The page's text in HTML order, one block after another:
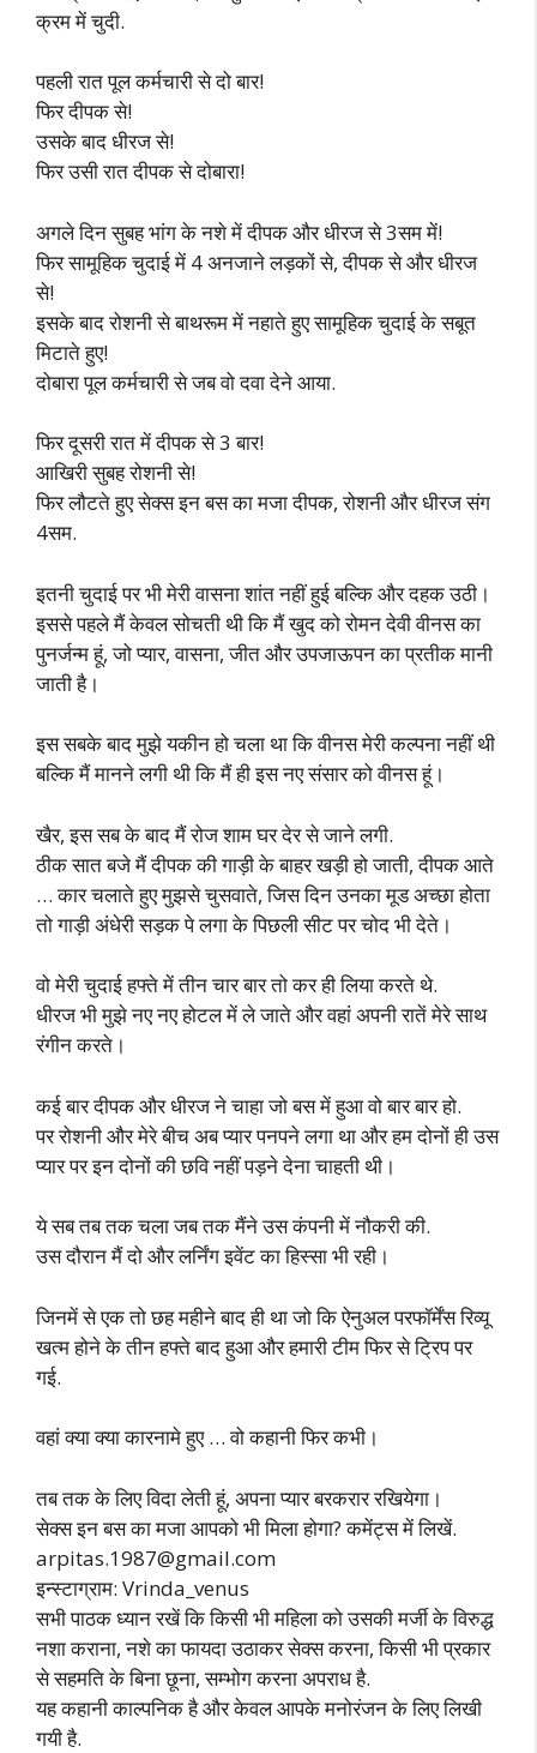
क्रम में चुदी.
पहली रात पूल कर्मचारी से दो बार!
फिर दीपक से!
उसके बाद धीरज से!
फिर उसी रात दीपक से दोबारा!
अगले दिन सुबह भांग के नशे में दीपक और धीरज से 3सम में!
फिर सामूहिक चुदाई में 4 अनजाने लड़कों से, दीपक से और धीरज
से!
इसके बाद रोशनी से बाथरूम में नहाते हुए सामूहिक चुदाई के सबूत
मिटाते हुए!
दोबारा पूल कर्मचारी से जब वो दवा देने आया.
फिर दूसरी रात में दीपक से 3 बार!
आखिरी सुबह रोशनी से!
फिर लौटते हुए सेक्स इन बस का मजा दीपक, रोशनी और धीरज संग
4सम.
इतनी चुदाई पर भी मेरी वासना शांत नहीं हुई बल्कि और दहक उठी।
इससे पहले मैं केवल सोचती थी कि मैं खुद को रोमन देवी वीनस का
पुनर्जन्म हूं, जो प्यार, वासना, जीत और उपजाऊपन का प्रतीक मानी
जाती है।
इस सबके बाद मुझे यकीन हो चला था कि वीनस मेरी कल्पना नहीं थी
बल्कि मैं मानने लगी थी कि मैं ही इस नए संसार को वीनस हूं।
खैर, इस सब के बाद मैं रोज शाम घर देर से जाने लगी.
ठीक सात बजे मैं दीपक की गाड़ी के बाहर खड़ी हो जाती, दीपक आते
… कार चलाते हुए मुझसे चुसवाते, जिस दिन उनका मूड अच्छा होता
तो गाड़ी अंधेरी सड़क पे लगा के पिछली सीट पर चोद भी देते।
वो मेरी चुदाई हफ्ते में तीन चार बार तो कर ही लिया करते थे.
धीरज भी मुझे नए नए होटल में ले जाते और वहां अपनी रातें मेरे साथ
रंगीन करते।
कई बार दीपक और धीरज ने चाहा जो बस में हुआ वो बार बार हो.
पर रोशनी और मेरे बीच अब प्यार पनपने लगा था और हम दोनों ही उस
प्यार पर इन दोनों की छवि नहीं पड़ने देना चाहती थी।
ये सब तब तक चला जब तक मैंने उस कंपनी में नौकरी की.
उस दौरान मैं दो और लर्निंग इवेंट का हिस्सा भी रही।
जिनमें से एक तो छह महीने बाद ही था जो कि ऐनुअल परफॉर्मेंस रिव्यू
खत्म होने के तीन हफ्ते बाद हुआ और हमारी टीम फिर से ट्रिप पर
गई.
वहां क्या क्या कारनामे हुए … वो कहानी फिर कभी।
तब तक के लिए विदा लेती हूं, अपना प्यार बरकरार रखियेगा।
सेक्स इन बस का मजा आपको भी मिला होगा? कमेंट्स में लिखें.
arpitas.1987@gmail.com
इन्स्टाग्राम: Vrinda_venus
सभी पाठक ध्यान रखें कि किसी भी महिला को उसकी मर्जी के विरुद्ध
नशा कराना, नशे का फायदा उठाकर सेक्स करना, किसी भी प्रकार
से सहमति के बिना छूना, सम्भोग करना अपराध है.
यह कहानी काल्पनिक है और केवल आपके मनोरंजन के लिए लिखी
गयी है.